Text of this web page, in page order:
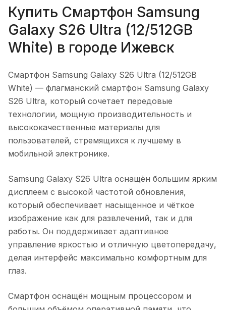
Купить Смартфон Samsung
Galaxy S26 Ultra (12/512GB
White) в городе Ижевск
Смартфон Samsung Galaxy S26 Ultra (12/512GB
White) — флагманский смартфон Samsung Galaxy
S26 Ultra, который сочетает передовые
технологии, мощную производительность и
высококачественные материалы для
пользователей, стремящихся к лучшему в
мобильной электронике.
Samsung Galaxy S26 Ultra оснащён большим ярким
дисплеем с высокой частотой обновления,
который обеспечивает насыщенное и чёткое
изображение как для развлечений, так и для
работы. Он поддерживает адаптивное
управление яркостью и отличную цветопередачу,
делая интерфейс максимально комфортным для
глаз.
Смартфон оснащён мощным процессором и